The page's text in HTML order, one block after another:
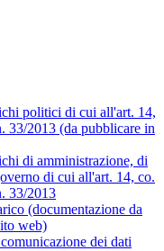
politici di cui all'art. 14,
33/2013 (da pubblicare in
di amministrazione, di
di cui all'art. 14, co.
33/2013
(documentazione da
web)
dei dati